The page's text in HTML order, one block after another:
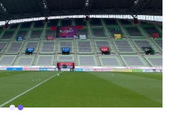
i i